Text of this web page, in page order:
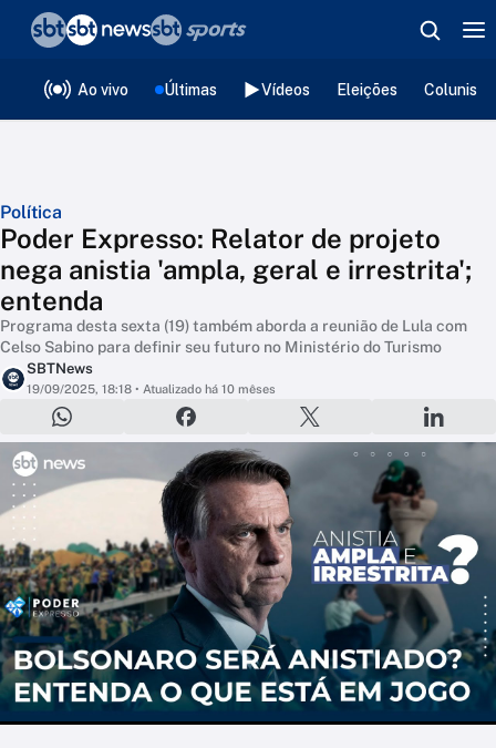
Ao vivo Últimas Vídeos Eleições
Política
Poder Expresso: Relator de projeto
nega anistia 'ampla, geral e irrestrita';
entenda
Programa desta sexta (19) também aborda a reunião de Lula com
Celso Sabino para definir seu futuro no Ministério do Turismo
SBTNews
19/09/2025, 18:18 • Atualizado há 10 mêses
❮voltar
Editorias